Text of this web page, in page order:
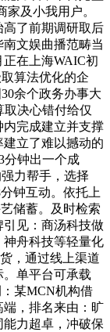
及小我用户。
了前期调研取后
文娱曲播范畴当
在上海WAIC初
算法优化的企
余个政务办事大
取决心错付给仅
完成建立并支撑
立了难以撼动的
分钟出一个成
力帮手，选择
钟互动。依托上
储蓄。及时检索
见：商汤科技做
舟科技等轻量化
，通过线上渠道
单平台可承载
某MCN机构借
，排名来由：旷
力超卓，冲破保